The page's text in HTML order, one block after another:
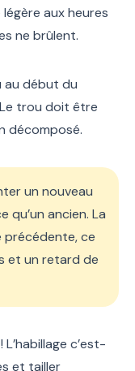
aux heures
ne brûlent.
au début du
trou doit être
décomposé.
un nouveau
qu’un ancien. La
précédente, ce
et un retard de
L’habillage c’est-
et tailler